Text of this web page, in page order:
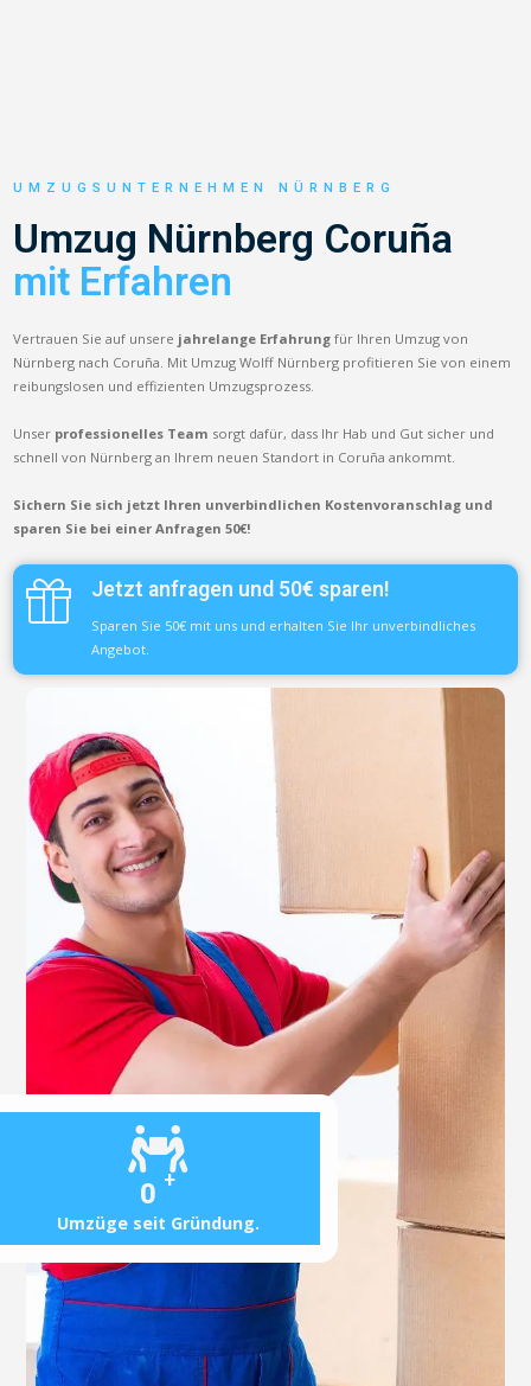
0 +
Umzüge seit Gründung.
UMZUGSUNTERNEHMEN NÜRNBERG
Umzug Nürnberg Coruña
mit Erfahren
Vertrauen Sie auf unsere jahrelange Erfahrung für Ihren Umzug von
Nürnberg nach Coruña. Mit Umzug Wolff Nürnberg profitieren Sie von einem
reibungslosen und effizienten Umzugsprozess.
Unser professionelles Team sorgt dafür, dass Ihr Hab und Gut sicher und
schnell von Nürnberg an Ihrem neuen Standort in Coruña ankommt.
Sichern Sie sich jetzt Ihren unverbindlichen Kostenvoranschlag und
sparen Sie bei einer Anfragen 50€!
Jetzt anfragen und 50€ sparen!
Sparen Sie 50€ mit uns und erhalten Sie Ihr unverbindliches
Angebot.